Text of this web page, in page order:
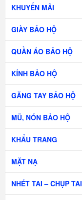
KHUYẾN MÃI
GIÀY BẢO HỘ
QUẦN ÁO BẢO HỘ
KÍNH BẢO HỘ
GĂNG TAY BẢO HỘ
MŨ, NÓN BẢO HỘ
KHẨU TRANG
MẶT NẠ
NHÉT TAI – CHỤP TAI